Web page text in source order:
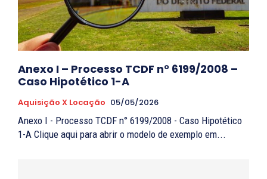
Anexo I – Processo TCDF n° 6199/2008 –
Caso Hipotético 1-A
Aquisição X Locação 05/05/2026
Anexo I - Processo TCDF n° 6199/2008 - Caso Hipotético
1-A Clique aqui para abrir o modelo de exemplo em...